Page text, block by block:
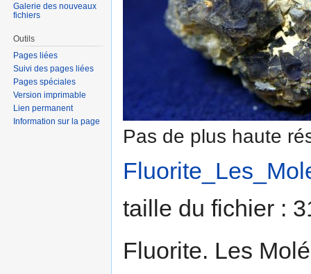
Pas de plus haute
taille du fichier :
Fluorite. Les
Galerie des nouveaux
fichiers
Outils
Pages liées
Suivi des pages liées
Pages spéciales
Version imprimable
Lien permanent
Information sur la page